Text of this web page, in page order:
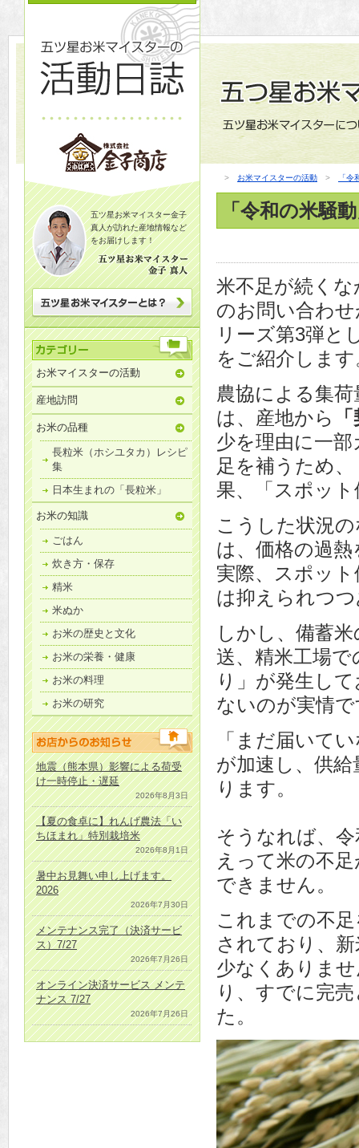
五ツ星お米マイスター金子
真人が訪れた産地情報など
をお届けします！
お米マイスターの活動
産地訪問
お米の品種
長粒米（ホシユタカ）レシピ
集
日本生まれの「長粒米」
お米の知識
ごはん
炊き方・保存
精米
米ぬか
お米の歴史と文化
お米の栄養・健康
お米の料理
お米の研究
地震（熊本県）影響による荷受
け一時停止・遅延
2026年8月3日
【夏の食卓に】れんげ農法「い
ちほまれ」特別栽培米
2026年8月1日
暑中お見舞い申し上げます。
2026
2026年7月30日
メンテナンス完了（決済サービ
ス）7/27
2026年7月26日
オンライン決済サービス メンテ
ナンス 7/27
2026年7月26日
> お米マイスターの活動 > 「
「令和の米騒
米不足が続く
のお問い合わ
リーズ第3弾と
をご紹介します
農協による集
は、産地から
少を理由に一
足を補うため、
果、「スポッ
こうした状況
は、価格の過
実際、スポッ
は抑えられつ
しかし、備蓄
送、精米工場
り」が発生し
ないのが実情
「まだ届いて
が加速し、供
ります。
そうなれば、
えって米の不
できません。
これまでの不
されており、
少なくありま
り、すでに完
た。